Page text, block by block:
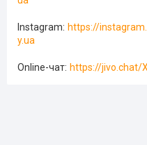
Instagram
https://
y.ua
Online-чат https://jivo.chat/